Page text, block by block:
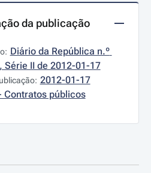
da publicação
Diário da República n.º
Série II de 2012-01-17
2012-01-17
Contratos públicos